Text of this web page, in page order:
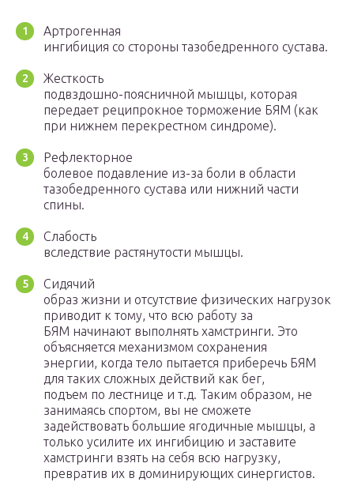
Артрогенная
ингибиция со стороны тазобедренного сустава.
Жесткость
подвздошно-поясничной мышцы, которая
передает реципрокное торможение БЯМ (как
при нижнем перекрестном синдроме).
Рефлекторное
болевое подавление из-за боли в области
тазобедренного сустава или нижний части
спины.
Слабость
вследствие растянутости мышцы.
Сидячий
образ жизни и отсутствие физических нагрузок
приводит к тому, что всю работу за
БЯМ начинают выполнять хамстринги. Это
объясняется механизмом сохранения
энергии, когда тело пытается приберечь БЯМ
для таких сложных действий как бег,
подъем по лестнице и т.д. Таким образом, не
занимаясь спортом, вы не сможете
задействовать большие ягодичные мышцы, а
только усилите их ингибицию и заставите
хамстринги взять на себя всю нагрузку,
превратив их в доминирующих синергистов.